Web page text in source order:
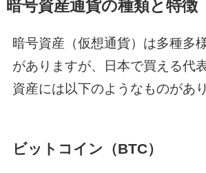
暗号資産通貨の種類と特徴
暗号資産（仮想通貨）は多種多
がありますが、日本で買える代
資産には以下のようなものがあり
ビットコイン（BTC）